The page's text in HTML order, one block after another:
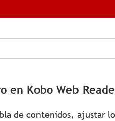
en Kobo Web
de contenidos, ajustar